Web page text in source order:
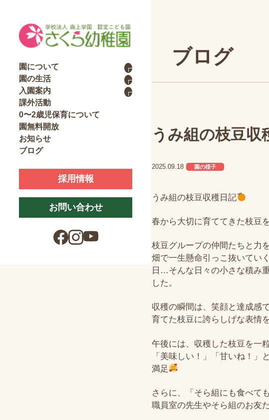
園について
園の生活
入園案内
課外活動
0〜2歳児保育について
園無料開放
お知らせ
ブログ
採用情報
お問い合わせ
ブログ
うみ組の枝豆収
2025.09.18 園の様子
うみ組の枝豆収穫日記
春から大切に育ててきた枝豆
枝豆グループの仲間たちと力
畑で一生懸命引っこ抜いてい
日…そんな日々の小さな積み
した。
収穫の瞬間は、笑顔と達成感
育てた枝豆に誇らしげな表情
午後には、収穫した枝豆を一
「美味しい！」「甘いね！
満足
さらに、「そら組にも食べて
職員室の先生やそら組のお友